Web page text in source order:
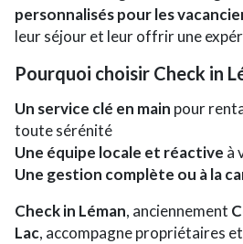
personnalisés pour les
leur séjour et leur offrir une
Pourquoi choisir Check in
Un service clé en main pour
toute sérénité
Une équipe locale et réactive à
Une gestion complète ou à la
Check in Léman, anciennement
Lac, accompagne propriétaires